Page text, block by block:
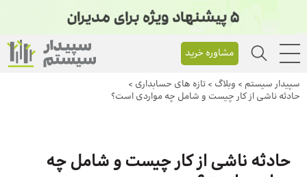
مشاوره خرید
سپیدار سیستم > وبلاگ > تازه های حسابداری >
حادثه ناشی از کار چیست و شامل چه مواردی است؟
حادثه ناشی از کار چیست و شامل چه